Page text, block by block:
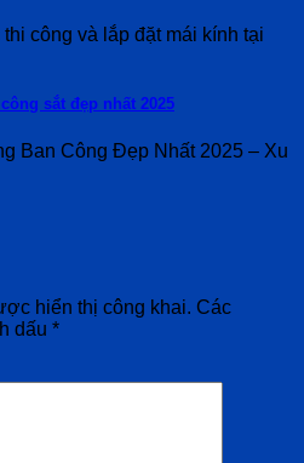
công và lắp đặt mái kính tại
sắt đẹp nhất 2025
Ban Công Đẹp Nhất 2025 – Xu
hiển thị công khai. Các
dấu *